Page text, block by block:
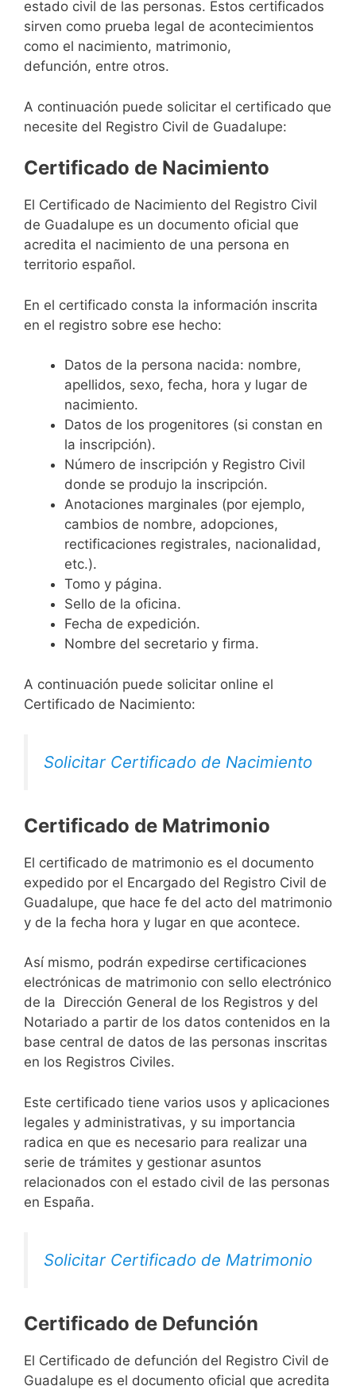
estado civil de las personas. Estos certificados
sirven como prueba legal de acontecimientos
como el nacimiento, matrimonio,
defunción, entre otros.
A continuación puede solicitar el certificado que
necesite del Registro Civil de Guadalupe:
Certificado de Nacimiento
El Certificado de Nacimiento del Registro Civil
de Guadalupe es un documento oficial que
acredita el nacimiento de una persona en
territorio español.
En el certificado consta la información inscrita
en el registro sobre ese hecho:
Datos de la persona nacida: nombre,
apellidos, sexo, fecha, hora y lugar de
nacimiento.
Datos de los progenitores (si constan en
la inscripción).
Número de inscripción y Registro Civil
donde se produjo la inscripción.
Anotaciones marginales (por ejemplo,
cambios de nombre, adopciones,
rectificaciones registrales, nacionalidad,
etc.).
Tomo y página.
Sello de la oficina.
Fecha de expedición.
Nombre del secretario y firma.
A continuación puede solicitar online el
Certificado de Nacimiento:
Solicitar Certificado de Nacimiento
Certificado de Matrimonio
El certificado de matrimonio es el documento
expedido por el Encargado del Registro Civil de
Guadalupe, que hace fe del acto del matrimonio
y de la fecha hora y lugar en que acontece.
Así mismo, podrán expedirse certificaciones
electrónicas de matrimonio con sello electrónico
de la Dirección General de los Registros y del
Notariado a partir de los datos contenidos en la
base central de datos de las personas inscritas
en los Registros Civiles.
Este certificado tiene varios usos y aplicaciones
legales y administrativas, y su importancia
radica en que es necesario para realizar una
serie de trámites y gestionar asuntos
relacionados con el estado civil de las personas
en España.
Solicitar Certificado de Matrimonio
Certificado de Defunción
El Certificado de defunción del Registro Civil de
Guadalupe es el documento oficial que acredita